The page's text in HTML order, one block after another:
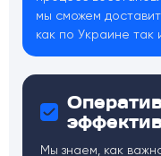
мы сможем
как по Украине так
Мы знаем, как